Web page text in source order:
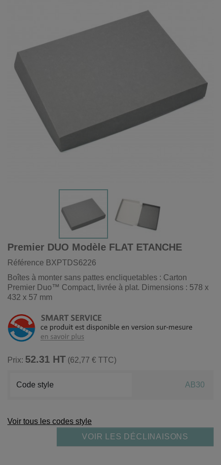
Premier DUO Modèle FLAT ETANCHE
Référence BXPTDS6226
Boîtes à monter sans pattes encliquetables : Carton
Premier Duo™ Compact, livrée à plat. Dimensions : 578 x
432 x 57 mm
Prix: 52.31 HT (62,77 € TTC)
Code style AB30
Voir tous les codes style
VOIR LES DÉCLINAISONS